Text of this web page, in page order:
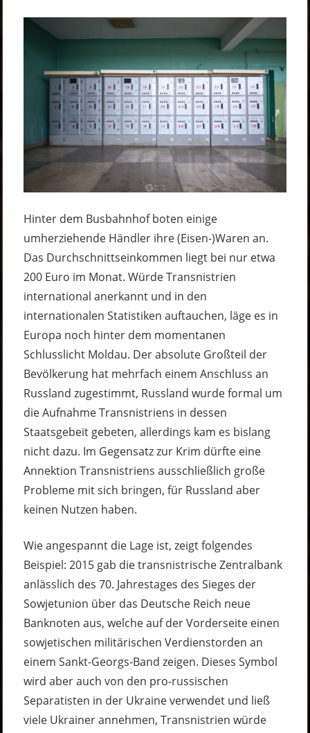
Hinter dem Busbahnhof boten einige
umherziehende Händler ihre (Eisen-)Waren an.
Das Durchschnittseinkommen liegt bei nur etwa
200 Euro im Monat. Würde Transnistrien
international anerkannt und in den
internationalen Statistiken auftauchen, läge es in
Europa noch hinter dem momentanen
Schlusslicht Moldau. Der absolute Großteil der
Bevölkerung hat mehrfach einem Anschluss an
Russland zugestimmt, Russland wurde formal um
die Aufnahme Transnistriens in dessen
Staatsgebeit gebeten, allerdings kam es bislang
nicht dazu. Im Gegensatz zur Krim dürfte eine
Annektion Transnistriens ausschließlich große
Probleme mit sich bringen, für Russland aber
keinen Nutzen haben.
Wie angespannt die Lage ist, zeigt folgendes
Beispiel: 2015 gab die transnistrische Zentralbank
anlässlich des 70. Jahrestages des Sieges der
Sowjetunion über das Deutsche Reich neue
Banknoten aus, welche auf der Vorderseite einen
sowjetischen militärischen Verdienstorden an
einem Sankt-Georgs-Band zeigen. Dieses Symbol
wird aber auch von den pro-russischen
Separatisten in der Ukraine verwendet und ließ
viele Ukrainer annehmen, Transnistrien würde